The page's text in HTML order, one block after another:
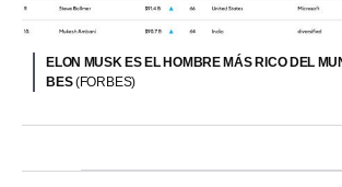
ELON MUSK ES EL HOMBRE MÁS RICO DEL
BES(FORBES)